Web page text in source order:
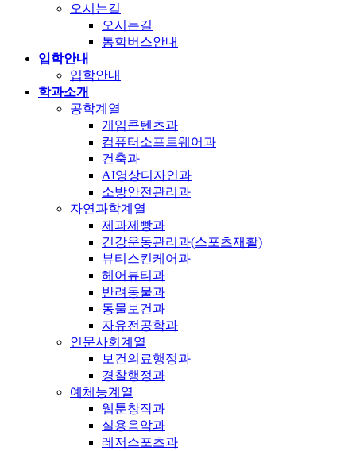
오시는길
오시는길
통학버스안내
입학안내
입학안내
학과소개
공학계열
게임콘텐츠과
컴퓨터소프트웨어과
건축과
AI영상디자인과
소방안전관리과
자연과학계열
제과제빵과
건강운동관리과(스포츠재활)
뷰티스킨케어과
헤어뷰티과
반려동물과
동물보건과
자유전공학과
인문사회계열
보건의료행정과
경찰행정과
예체능계열
웹툰창작과
실용음악과
레저스포츠과